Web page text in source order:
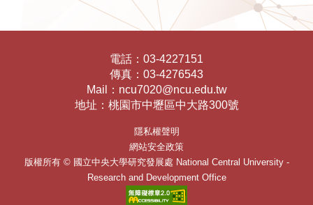
電話： 03-4227151
傳真： 03-4276543
Mail： ncu7020@ncu.edu.tw
地址： 桃園市中壢區中大路300號
隱私權聲明
網站安全政策
版權所有 © 國立中央大學研究發展處 National Central University -
Research and Development Office